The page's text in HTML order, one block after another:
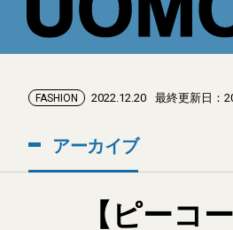
FASHION 2022.12.20 最終更新日：
アーカイブ
【ピーコ